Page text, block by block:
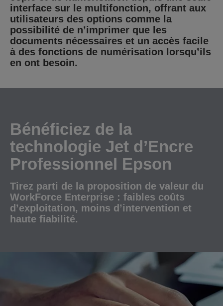
interface sur le multifonction, offrant aux
utilisateurs des options comme la
possibilité de n’imprimer que les
documents nécessaires et un accès facile
à des fonctions de numérisation lorsqu’ils
en ont besoin.
Bénéficiez de la
technologie Jet d’Encre
Professionnel Epson
Tirez parti de la proposition de valeur du
WorkForce Enterprise : faibles coûts
d’exploitation, moins d’intervention et
haute fiabilité.